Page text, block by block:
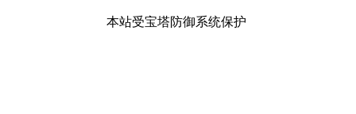
本站受宝塔防御系统保护